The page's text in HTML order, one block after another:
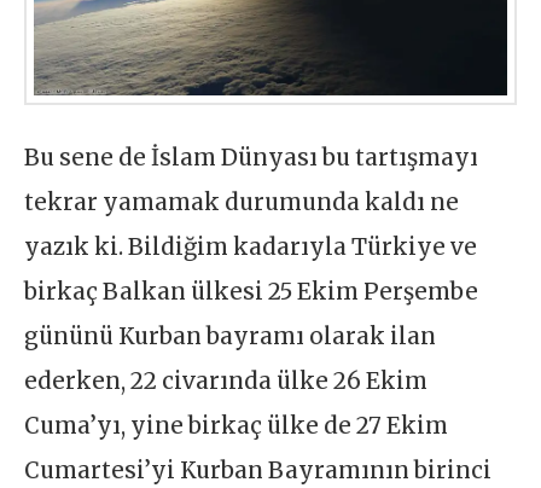
Bu sene de İslam Dünyası bu tartışmayı
tekrar yamamak durumunda kaldı ne
yazık ki. Bildiğim kadarıyla Türkiye ve
birkaç Balkan ülkesi 25 Ekim Perşembe
gününü Kurban bayramı olarak ilan
ederken, 22 civarında ülke 26 Ekim
Cuma’yı, yine birkaç ülke de 27 Ekim
Cumartesi’yi Kurban Bayramının birinci